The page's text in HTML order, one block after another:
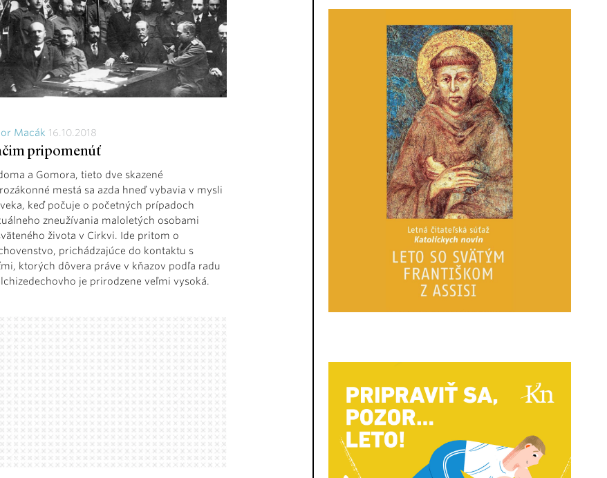
Macák 16.10.2018
pripomenúť
a Gomora, tieto dve skazené
mestá sa azda hneď vybavia v mysli
keď počuje o početných prípadoch
zneužívania maloletých osobami
života v Cirkvi. Ide pritom o
prichádzajúce do kontaktu s
ktorých dôvera práve v kňazov podľa radu
je prirodzene veľmi vysoká.